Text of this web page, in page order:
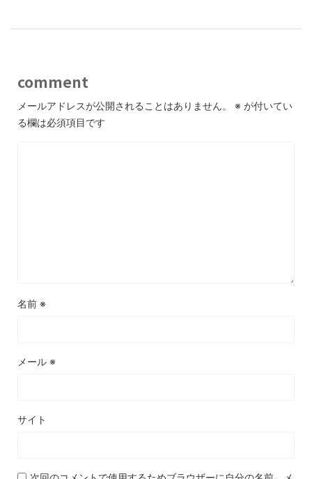
comment
メールアドレスが公開されることはありません。 ※ が付いてい
る欄は必須項目です
名前 ※
メール ※
サイト